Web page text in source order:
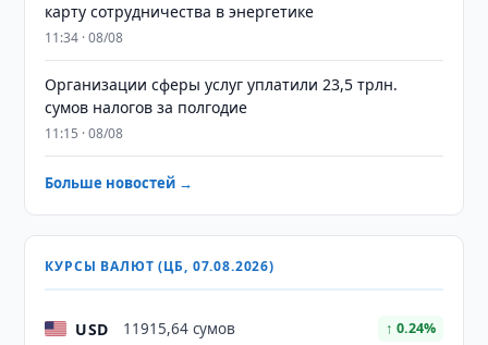
карту сотрудничества в энергетике
11:34 · 08/08
Организации сферы услуг уплатили 23,5 трлн.
сумов налогов за полгодие
11:15 · 08/08
Больше новостей →
КУРСЫ ВАЛЮТ (ЦБ, 07.08.2026)
USD 11915,64 сумов ↑ 0.24%